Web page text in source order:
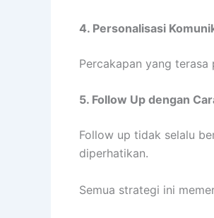
4. Personalisasi
Percakapan yang
5. Follow Up dengan
Follow up tidak selalu
diperhatikan.
Semua strategi ini